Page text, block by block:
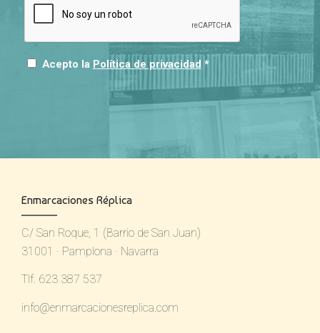
Acepto la Política de privacidad *
Enmarcaciones Réplica
C/ San Roque, 1 (Barrio de San Juan)
31001 · Pamplona · Navarra
Tlf. 623 387 537
info@enmarcacionesreplica.com